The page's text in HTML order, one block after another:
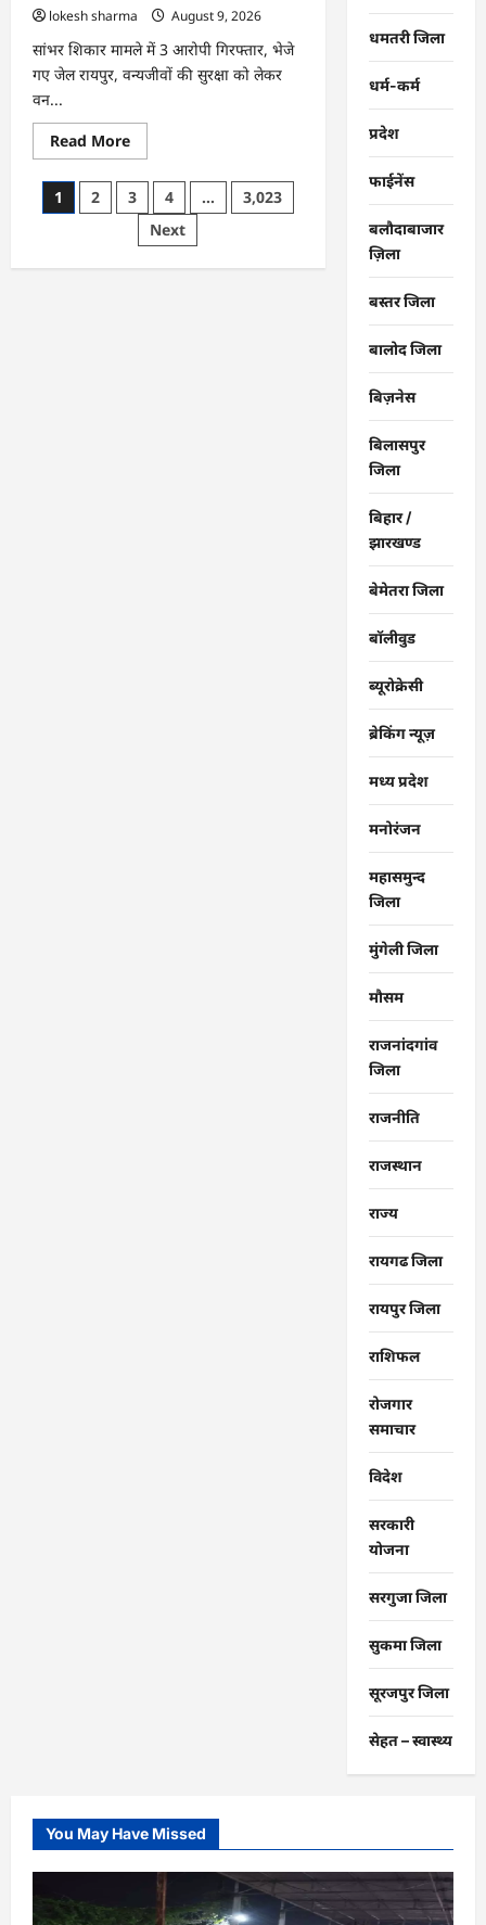
lokesh sharma August 9, 2026
सांभर शिकार मामले में 3 आरोपी गिरफ्तार, भेजे
गए जेल रायपुर, वन्यजीवों की सुरक्षा को लेकर
वन...
Read MoreRead
more
CG
:
वन्यजीव
तस्करों
पर
Posts
1 2 3 4 …
3,023
Next
धमतरी जिला
धर्म-कर्म
प्रदेश
फाईनेंस
बलौदाबाजार
ज़िला
बस्तर जिला
बालोद जिला
बिज़नेस
बिलासपुर
जिला
बिहार /
झारखण्ड
बेमेतरा जिला
बॉलीवुड
ब्यूरोक्रेसी
ब्रेकिंग न्यूज़
मध्य प्रदेश
मनोरंजन
महासमुन्द
जिला
मुंगेली जिला
मौसम
राजनांदगांव
जिला
राजनीति
राजस्थान
राज्‍य
रायगढ जिला
रायपुर जिला
राशिफल
रोजगार
समाचार
विदेश
सरकारी
योजना
सरगुजा जिला
सुकमा जिला
सूरजपुर जिला
सेहत – स्‍वास्‍थ्‍य
You May Have Missed